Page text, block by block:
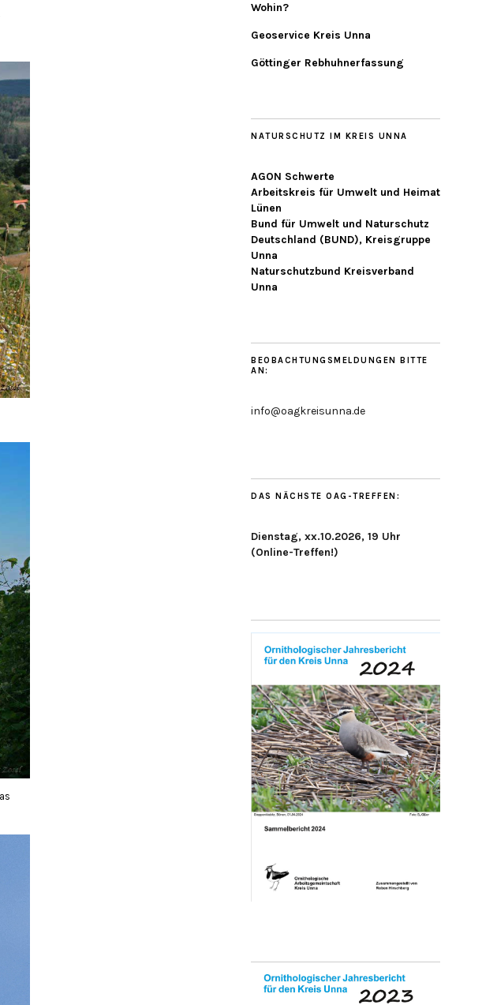
Wohin?
Geoservice Kreis Unna
Göttinger Rebhuhnerfassung
NATURSCHUTZ IM KREIS UNNA
AGON Schwerte
Arbeitskreis für Umwelt und Heimat
Lünen
Bund für Umwelt und Naturschutz
Deutschland (BUND), Kreisgruppe
Unna
Naturschutzbund Kreisverband
Unna
BEOBACHTUNGSMELDUNGEN BITTE
AN:
info@oagkreisunna.de
DAS NÄCHSTE OAG-TREFFEN:
Dienstag, xx.10.2026, 19 Uhr
(Online-Treffen!)